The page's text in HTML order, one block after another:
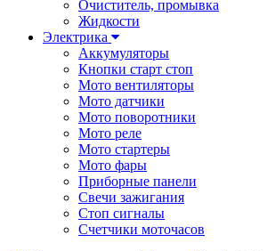
Очиститель, промывка
Жидкости
Электрика
Аккумуляторы
Кнопки старт стоп
Мото вентиляторы
Мото датчики
Мото поворотники
Мото реле
Мото стартеры
Мото фары
Приборные панели
Свечи зажигания
Стоп сигналы
Счетчики моточасов